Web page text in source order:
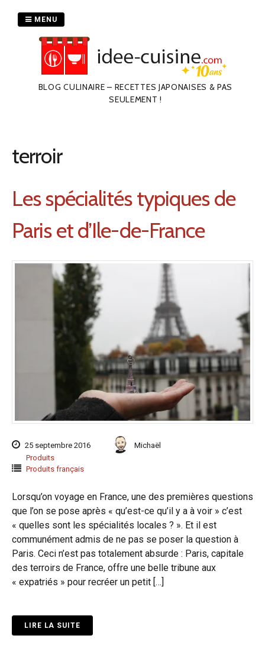
BLOG CULINAIRE – RECETTES JAPONAISES & PAS
SEULEMENT !
MENU
terroir
Les spécialités typiques de
Paris et d’Ile-de-France
25 septembre 2016
Michaël
Produits
Produits français
Lorsqu’on voyage en France, une des premières questions
que l’on se pose après « qu’est-ce qu’il y a à voir » c’est
« quelles sont les spécialités locales ? ». Et il est
communément admis de ne pas se poser la question à
Paris. Ceci n’est pas totalement absurde : Paris, capitale
des terroirs de France, offre une belle tribune aux
« expatriés » pour recréer un petit […]
LIRE LA SUITE